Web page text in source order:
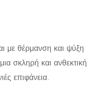
με θέρμανση και ψύξη
σκληρή και ανθεκτική
επιφάνεια.